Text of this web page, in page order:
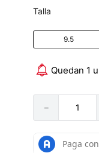
Talla
9.5
Quedan 1
－